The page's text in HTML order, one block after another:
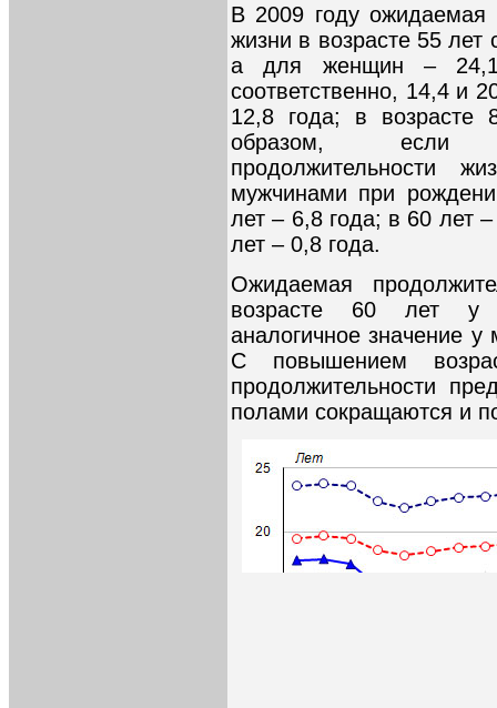
В 2009 году ожидаемая
жизни в возрасте 55
а для женщин –
соответственно, 14,4 и
12,8 года; в
образом, если
продолжительности
мужчинами при
лет – 6,8 года; в 60 лет
лет – 0,8 года.
Ожидаемая
возрасте 60 лет у
аналогичное значение
С повышением
продолжительности
полами сокращаются и